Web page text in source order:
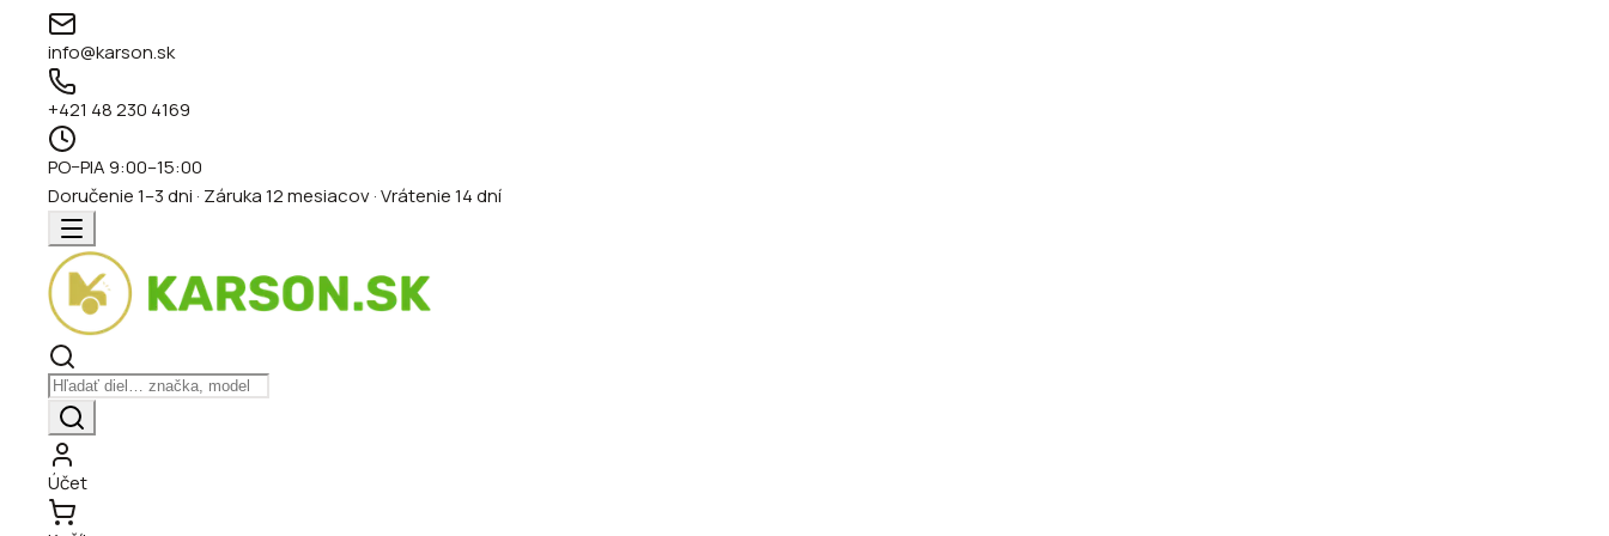
info@karson.sk
+421 48 230 4169
PO–PIA 9:00–15:00
Doručenie 1–3 dni · Záruka 12 mesiacov · Vrátenie 14 dní
Účet